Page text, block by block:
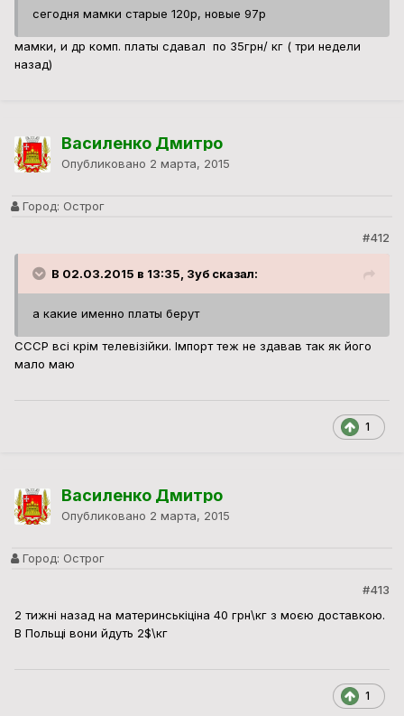
сегодня мамки старые 120р, новые 97р
мамки, и др комп. платы сдавал по 35грн/ кг ( три недели
назад)
Василенко Дмитро
Опубликовано 2 марта, 2015
Город: Острог
#412
В 02.03.2015 в 13:35, Зуб сказал:
а какие именно платы берут
СССР всі крім телевізійки. Імпорт теж не здавав так як його
мало маю
1
Василенко Дмитро
Опубликовано 2 марта, 2015
Город: Острог
#413
2 тижні назад на материнськіціна 40 грн\кг з моєю доставкою.
В Польщі вони йдуть 2$\кг
1